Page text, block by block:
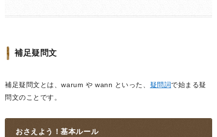
補足疑問文
補足疑問文とは、warum や wann といった、 疑問詞で始まる疑
問文のことです。
おさえよう！基本ルール